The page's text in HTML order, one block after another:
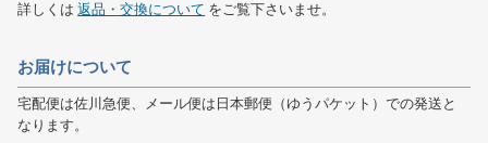
詳しくは 返品・交換について をご覧下さいませ。
お届けについて
宅配便は佐川急便、メール便は日本郵便（ゆうパケット）での発送と
なります。